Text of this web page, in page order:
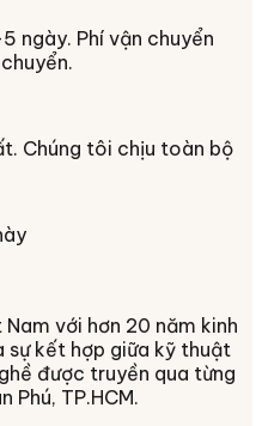
ngày. Phí vận chuyển
Chúng tôi chịu toàn bộ
Nam với hơn 20 năm kinh
sự kết hợp giữa kỹ thuật
được truyền qua từng
Phú, TP.HCM.